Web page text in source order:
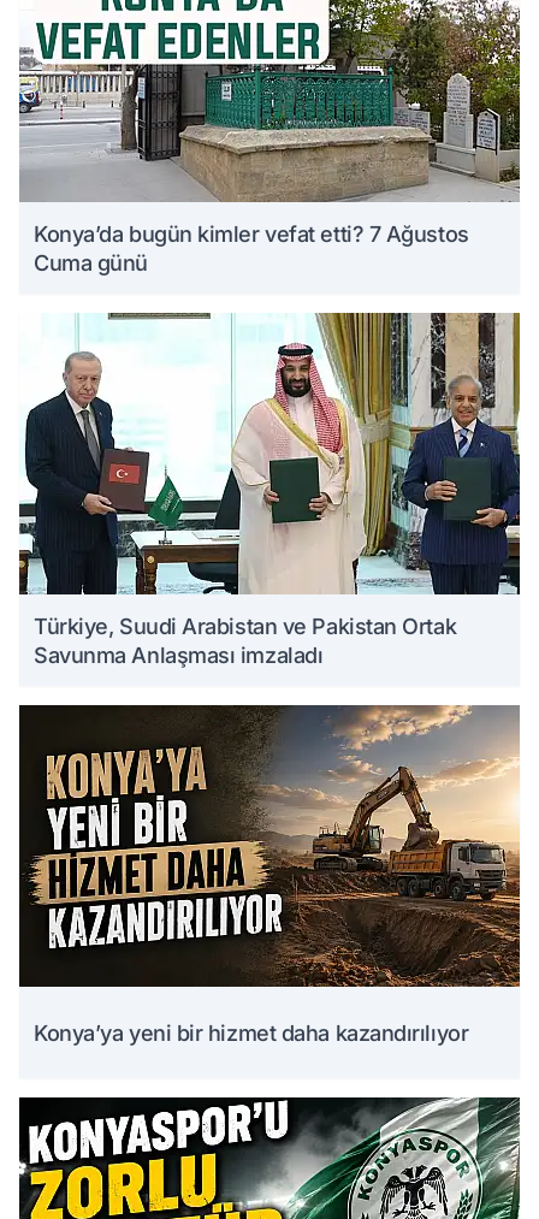
Konya’da bugün kimler vefat etti? 7 Ağustos
Cuma günü
Türkiye, Suudi Arabistan ve Pakistan Ortak
Savunma Anlaşması imzaladı
Konya’ya yeni bir hizmet daha kazandırılıyor